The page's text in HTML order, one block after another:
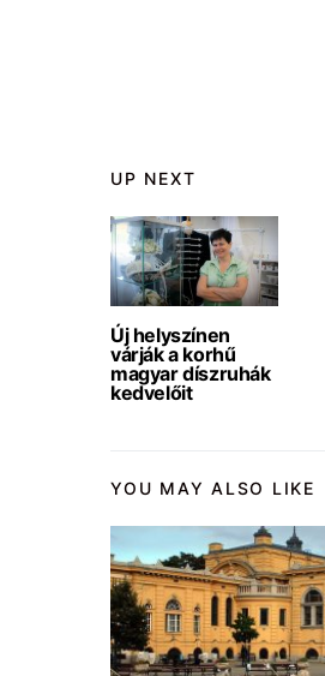
UP NEXT
Új helyszínen
várják a korhű
magyar díszruhák
kedvelőit
YOU MAY ALSO LIKE